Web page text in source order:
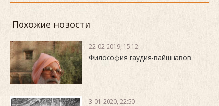
Похожие новости
22-02-2019, 15:12
Философия гаудия-вайшнавов
3-01-2020, 22:50